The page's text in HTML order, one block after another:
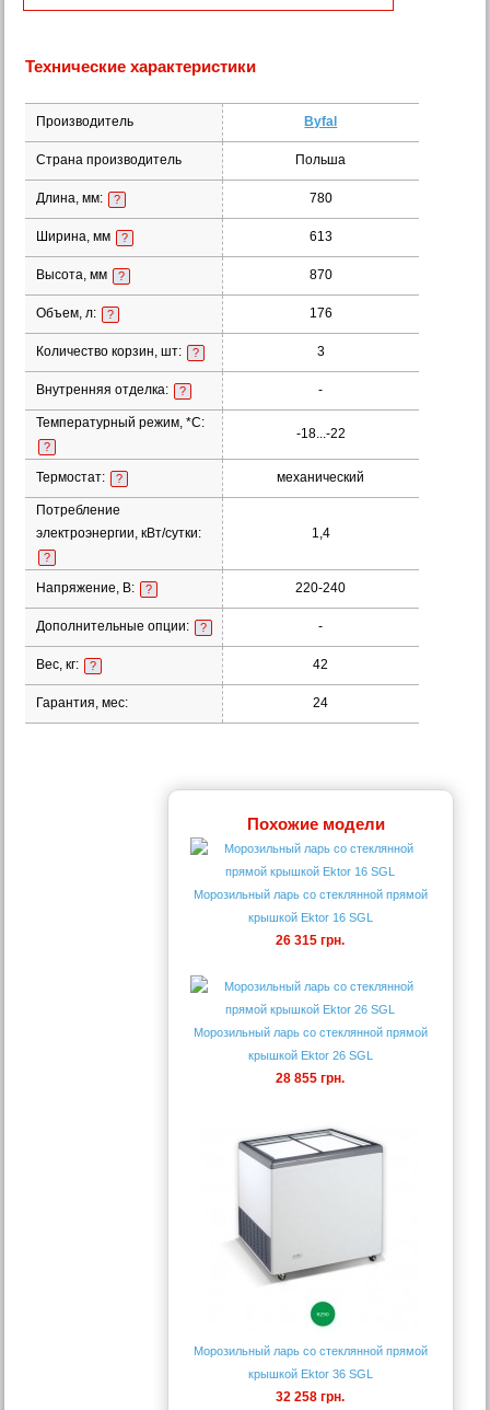
Технические характеристики
Производитель Byfal
Страна производитель Польша
Длина, мм: ? 780
Ширина, мм ? 613
Высота, мм ? 870
Объем, л: ? 176
Количество корзин, шт: ? 3
Внутренняя отделка: ? -
Температурный режим, *С:
?
-18...-22
Термостат: ? механический
Потребление
электроэнергии, кВт/сутки:
?
1,4
Напряжение, В: ? 220-240
Дополнительные опции: ? -
Вес, кг: ? 42
Гарантия, мес: 24
Похожие модели
Морозильный ларь со стеклянной прямой
крышкой Ektor 16 SGL
26 315 грн.
Морозильный ларь со стеклянной прямой
крышкой Ektor 26 SGL
28 855 грн.
Морозильный ларь со стеклянной прямой
крышкой Ektor 36 SGL
32 258 грн.